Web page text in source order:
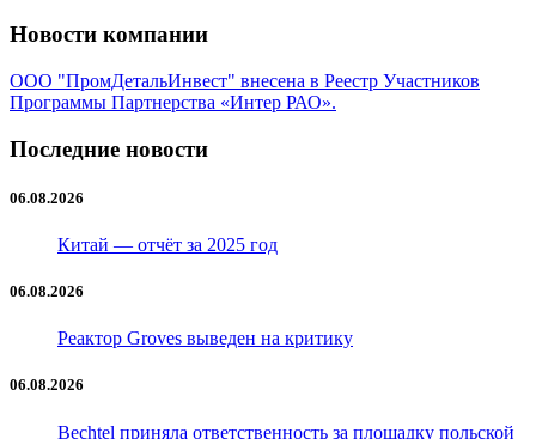
Новости компании
ООО "ПромДетальИнвест" внесена в Реестр Участников
Программы Партнерства «Интер РАО».
Последние новости
06.08.2026
Китай — отчёт за 2025 год
06.08.2026
Реактор Groves выведен на критику
06.08.2026
Bechtel приняла ответственность за площадку польской